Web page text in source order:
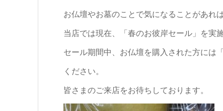
お仏壇やお墓のことで気になることがあれ
当店では現在、「春のお彼岸セール」を実
セール期間中、お仏壇を購入された方には
ください。
皆さまのご来店をお待ちしております。